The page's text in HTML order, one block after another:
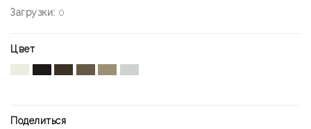
Загрузки: 0
Цвет
Поделиться